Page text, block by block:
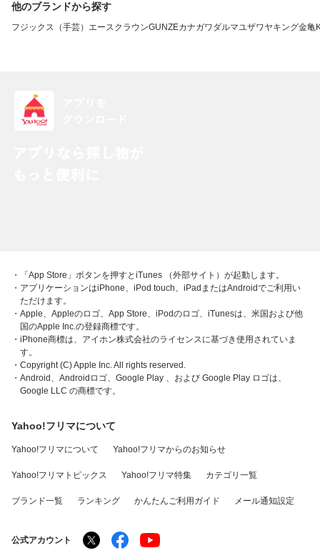
他のブランドから探す
フジックス（手芸） エースクラウンGUNZEカナガワダルマユザワヤキング金亀
・「App Store」ボタンを押すとiTunes （外部サイト）が起動します。
・アプリケーションはiPhone、iPod touch、iPadまたはAndroidでご利用い
ただけます。
・Apple、Appleのロゴ、App Store、iPodのロゴ、iTunesは、米国および他
国のApple Inc.の登録商標です。
・iPhone商標は、アイホン株式会社のライセンスに基づき使用されていま
す。
・Copyright (C) Apple Inc. All rights reserved.
・Android、Androidロゴ、Google Play 、および Google Play ロゴは、
Google LLC の商標です。
Yahoo!フリマについて
Yahoo!フリマについて Yahoo!フリマからのお知らせ
Yahoo!フリマトピックス Yahoo!フリマ特集 カテゴリ一覧
ブランド一覧 ランキング かんたんご利用ガイド メール通知設定
公式アカウント